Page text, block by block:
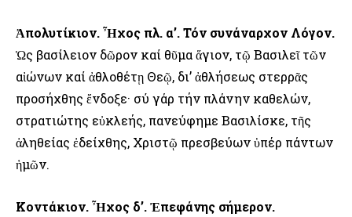
Ἀπολυτίκιον. Ἦχος πλ. α’. Τόν συνάναρχον Λόγον.
Ὡς βασίλειον δῶρον καί θῦμα ἅγιον, τῷ Βασιλεῖ τῶν
αἰώνων καί ἀθλοθέτῃ Θεῷ, δι’ ἀθλήσεως στερρᾶς
προσήχθης ἔνδοξε· σύ γάρ τήν πλάνην καθελών,
στρατιώτης εὐκλεής, πανεύφημε Βασιλίσκε, τῆς
ἀληθείας ἐδείχθης, Χριστῷ πρεσβεύων ὑπέρ πάντων
ἡμῶν.
Κοντάκιον. Ἦχος δ’. Ἐπεφάνης σήμερον.